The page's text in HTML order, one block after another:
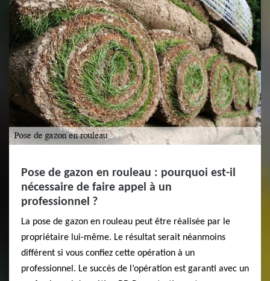
Pose de gazon en rouleau : pourquoi est-il
nécessaire de faire appel à un
professionnel ?
La pose de gazon en rouleau peut être réalisée par le
propriétaire lui-même. Le résultat serait néanmoins
différent si vous confiez cette opération à un
professionnel. Le succès de l’opération est garanti avec un